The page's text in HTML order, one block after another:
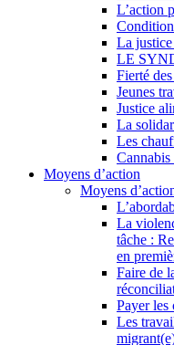
L’action
La
LE
Fierté
Jeunes
Justice
La
Les
Cannabis
Moyens d’action
Moyens
La
tâche :
en
Faire de
Payer les
Les